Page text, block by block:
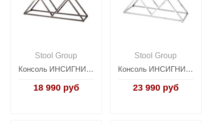
Stool Group
Консоль ИНСИГНИЯ 115*30 сталь темный хром стекло smoke
18 990 руб
Stool Group
Консоль ИНСИГНИЯ 120*40 серебро
23 990 руб